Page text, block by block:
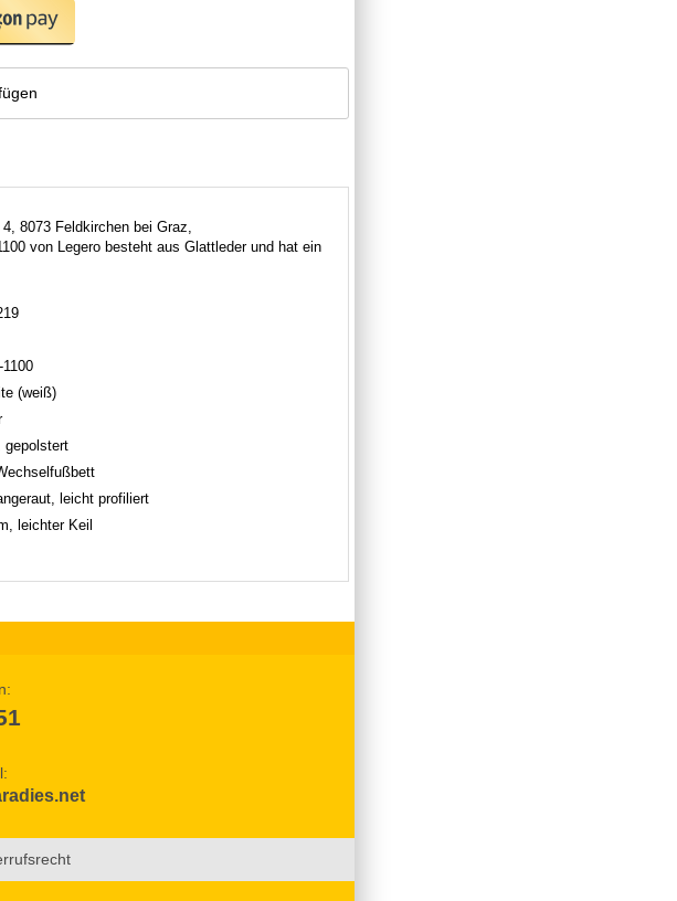
8073 Feldkirchen bei Graz,
von Legero besteht aus Glattleder und hat ein
1100
(weiß)
gepolstert
leicht profiliert
leichter Keil